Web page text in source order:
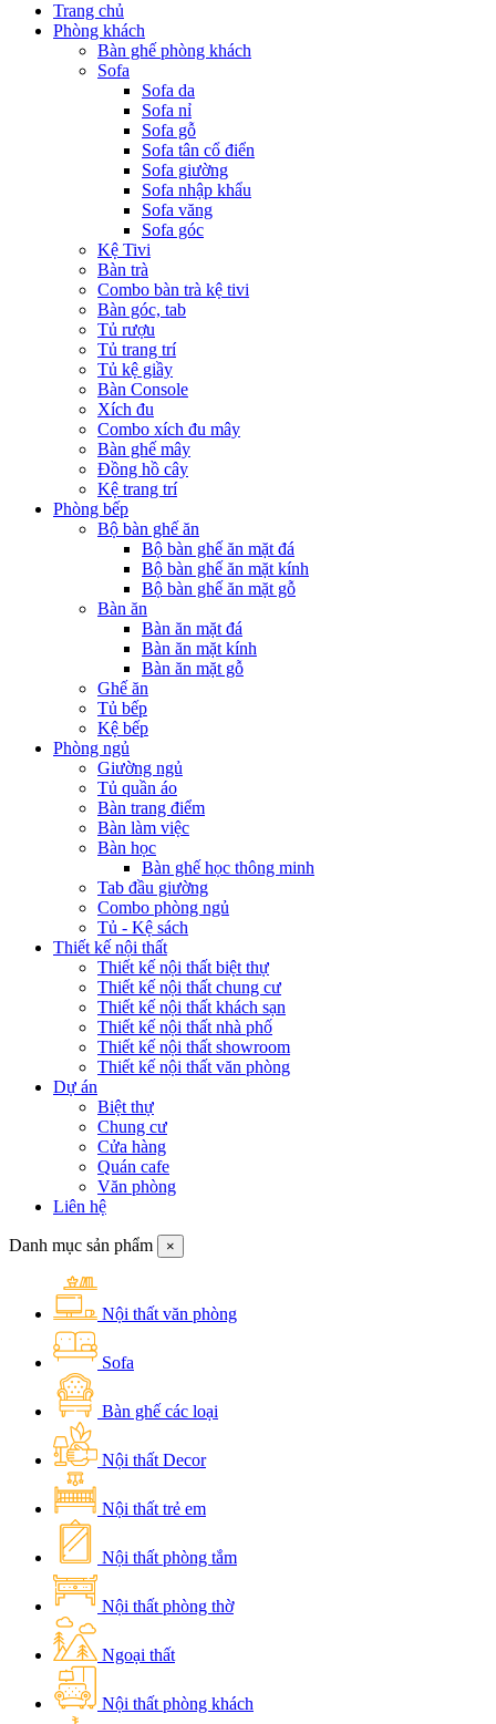
Trang chủ
Phòng khách
Bàn ghế phòng khách
Sofa
Sofa da
Sofa nỉ
Sofa gỗ
Sofa tân cổ điển
Sofa giường
Sofa nhập khẩu
Sofa văng
Sofa góc
Kệ Tivi
Bàn trà
Combo bàn trà kệ tivi
Bàn góc, tab
Tủ rượu
Tủ trang trí
Tủ kệ giầy
Bàn Console
Xích đu
Combo xích đu mây
Bàn ghế mây
Đồng hồ cây
Kệ trang trí
Phòng bếp
Bộ bàn ghế ăn
Bộ bàn ghế ăn mặt đá
Bộ bàn ghế ăn mặt kính
Bộ bàn ghế ăn mặt gỗ
Bàn ăn
Bàn ăn mặt đá
Bàn ăn mặt kính
Bàn ăn mặt gỗ
Ghế ăn
Tủ bếp
Kệ bếp
Phòng ngủ
Giường ngủ
Tủ quần áo
Bàn trang điểm
Bàn làm việc
Bàn học
Bàn ghế học thông minh
Tab đầu giường
Combo phòng ngủ
Tủ - Kệ sách
Thiết kế nội thất
Thiết kế nội thất biệt thự
Thiết kế nội thất chung cư
Thiết kế nội thất khách sạn
Thiết kế nội thất nhà phố
Thiết kế nội thất showroom
Thiết kế nội thất văn phòng
Dự án
Biệt thự
Chung cư
Cửa hàng
Quán cafe
Văn phòng
Liên hệ
Danh mục sản phẩm ×
Nội thất văn phòng
Sofa
Bàn ghế các loại
Nội thất Decor
Nội thất trẻ em
Nội thất phòng tắm
Nội thất phòng thờ
Ngoại thất
Nội thất phòng khách